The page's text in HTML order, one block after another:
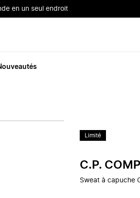
en un seul endroit
Limité
C.P.
Sweat à capuche